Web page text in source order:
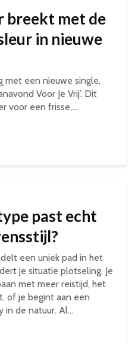
breekt met de
in nieuwe
met een nieuwe single,
Voor Je Vrij’. Dit
voor een frisse,...
past echt
een uniek pad in het
je situatie plotseling. Je
met meer reistijd, het
of je begint aan een
in de natuur. Al...